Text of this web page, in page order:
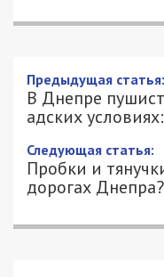
Предыдущая статья:
В Днепре
адских
Следующая статья:
Пробки и
дорогах